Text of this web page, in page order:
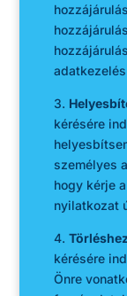
3.
kérésére
személyes
hogy kérje
nyilatkozat
4.
kérésére
Önre